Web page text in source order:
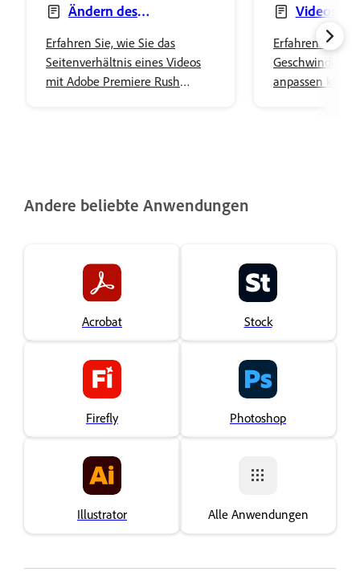
Ändern des
Videos
Erfahren Sie, wie Sie das
Seitenverhältnis eines Videos
mit Adobe Premiere Rush
Videos
oder
Erfahren Sie,
anpassen
Andere beliebte Anwendungen
Acrobat Stock
Firefly Photoshop
Illustrator Alle Anwendungen